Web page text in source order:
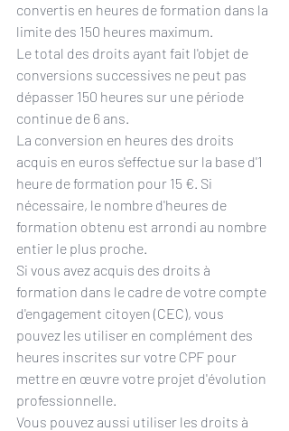
convertis en heures de formation dans la
limite des 150 heures maximum.
Le total des droits ayant fait l'objet de
conversions successives ne peut pas
dépasser 150 heures sur une période
continue de 6 ans.
La conversion en heures des droits
acquis en euros s'effectue sur la base d'1
heure de formation pour 15 €. Si
nécessaire, le nombre d'heures de
formation obtenu est arrondi au nombre
entier le plus proche.
Si vous avez acquis des droits à
formation dans le cadre de votre compte
d'engagement citoyen (CEC), vous
pouvez les utiliser en complément des
heures inscrites sur votre CPF pour
mettre en œuvre votre projet d'évolution
professionnelle.
Vous pouvez aussi utiliser les droits à